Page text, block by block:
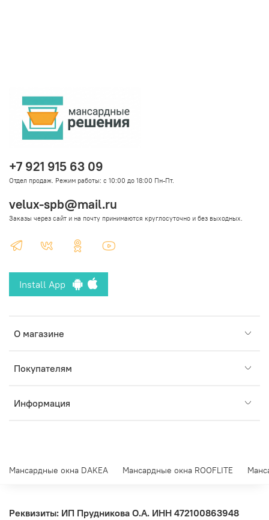
О магазине
Покупателям
Информация
Install App
+7 921 915 63 09
Отдел продаж. Режим работы: с 10:00 до 18:00 Пн-Пт.
velux-spb@mail.ru
Заказы через сайт и на почту принимаются круглосуточно и без выходных.
Мансардные окна DAKEA Мансардные окна ROOFLITE
Реквизиты: ИП Прудникова О.А. ИНН 472100863948